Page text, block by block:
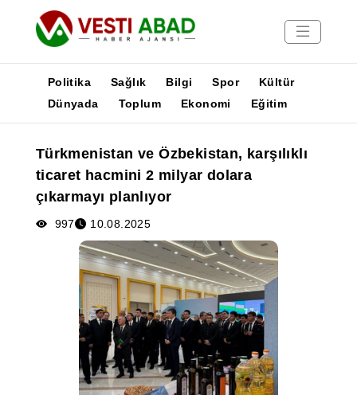
Yayınlar
Medya
Poster
Politika Sağlık Bilgi Spor
Kültür
Dünyada
Toplum Ekonomi Eğitim
Türkmenistan ve Özbekistan, karşılıklı
ticaret hacmini 2 milyar dolara
çıkarmayı planlıyor
997 10.08.2025